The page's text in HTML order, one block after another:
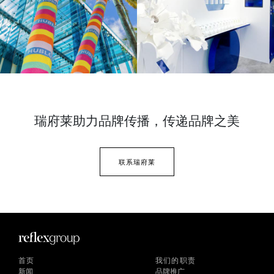
瑞府莱助力品牌传播， 传递品牌之美
联系瑞府莱
首页
新闻
我们的职责
品牌推广